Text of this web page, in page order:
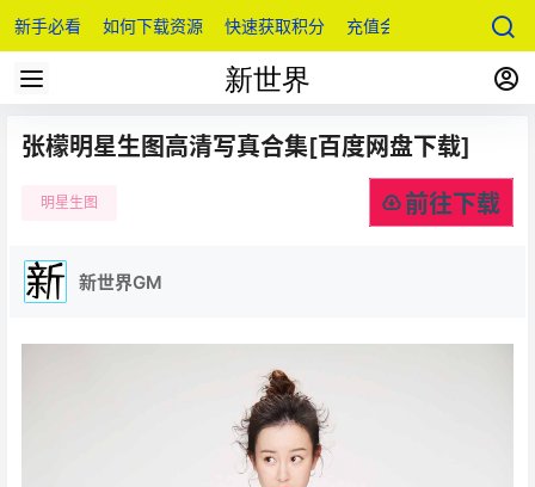
新手必看 如何下载资源 快速获取积分 充值会员
张檬明星生图高清写真合集[百度网盘下载]
明星生图 前往下载
新世界GM